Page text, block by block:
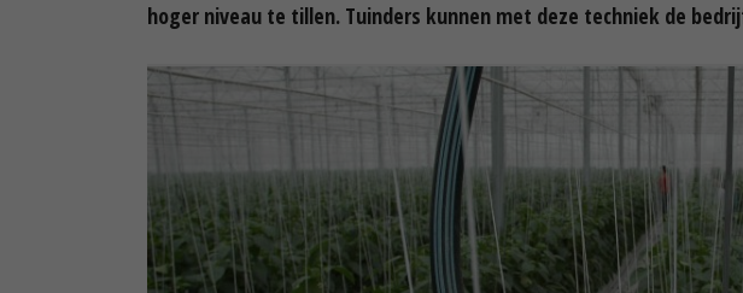
hoger niveau te tillen. Tuinders kunnen met deze techniek de